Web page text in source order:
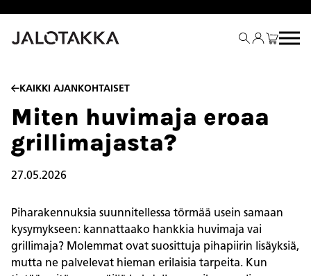
KAIKKI AJANKOHTAISET
Miten huvimaja eroaa
grillimajasta?
27.05.2026
Piharakennuksia suunnitellessa törmää usein samaan
kysymykseen: kannattaako hankkia huvimaja vai
grillimaja? Molemmat ovat suosittuja pihapiirin lisäyksiä,
mutta ne palvelevat hieman erilaisia tarpeita. Kun